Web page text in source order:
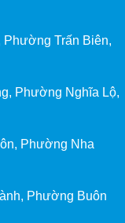
Phường Trấn Biên,
Phường Nghĩa Lộ,
Phường Nha
Phường Buôn